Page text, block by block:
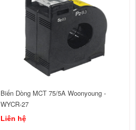
Biến Dòng MCT 75/5A Woonyoung -
WYCR-27
Liên hệ